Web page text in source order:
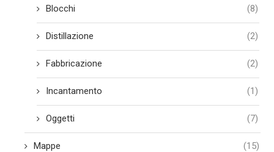
Blocchi (8)
Distillazione (2)
Fabbricazione (2)
Incantamento (1)
Oggetti (7)
Mappe (15)